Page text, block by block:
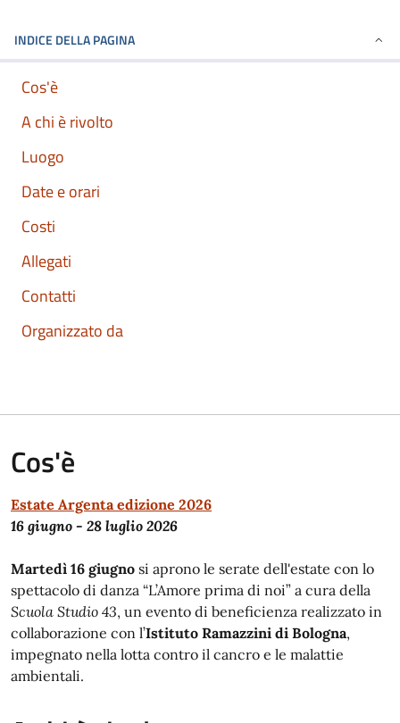
INDICE DELLA PAGINA
Cos'è
A chi è rivolto
Luogo
Date e orari
Costi
Allegati
Contatti
Organizzato da
Cos'è
Estate Argenta edizione 2026
16 giugno - 28 luglio 2026
Martedì 16 giugno si aprono le serate dell'estate con lo
spettacolo di danza “L’Amore prima di noi” a cura della
Scuola Studio 43, un evento di beneficienza realizzato in
collaborazione con l’Istituto Ramazzini di Bologna,
impegnato nella lotta contro il cancro e le malattie
ambientali.